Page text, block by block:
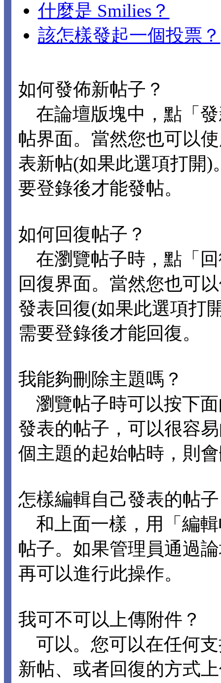
什麼是 Smilies？
該怎樣發起一個投票？
如何發佈新帖子？
在論壇版塊中，點「
帖界面。當然您也可以
表新帖(如果此選項打開
要登錄後才能發帖。
如何回復帖子？
在瀏覽帖子時，點「
回復界面。當然您也可
發表回復(如果此選項打
需要登錄後才能回復。
我能夠刪除主題嗎？
瀏覽帖子時可以按下
發表的帖子，可以很容
個主題的起始帖時，則
怎樣編輯自己發表的帖
和上面一樣，用「編
帖子。如果管理員通過
再可以進行此操作。
我可不可以上傳附件？
可以。您可以在任何
新帖、或者回復的方式